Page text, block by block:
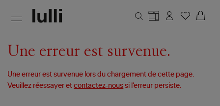
Une erreur est survenue.
Une erreur est survenue lors du chargement de cette page.
Veuillez réessayer etcontactez-nous si l’erreur persiste.